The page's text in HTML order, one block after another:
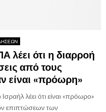
ότι η διαρροή
από τους
είναι «πρόωρη»
λέει ότι είναι «πρόωρο»
επιπτώσεων των